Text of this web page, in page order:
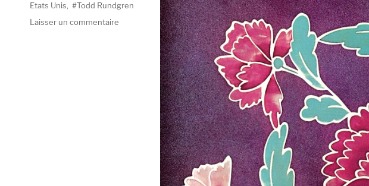
Etats Unis
Todd Rundgren
Laisser un commentaire
Something/Anything?